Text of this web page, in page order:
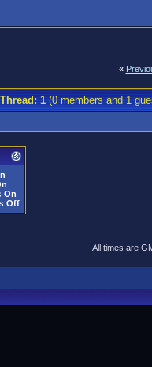
«
1(0 members and 1
On
Off
All times are